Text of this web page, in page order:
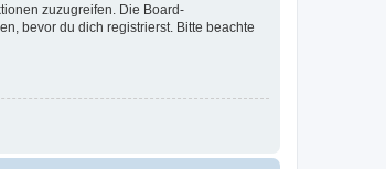
zuzugreifen. Die Board-
bevor du dich registrierst. Bitte beachte